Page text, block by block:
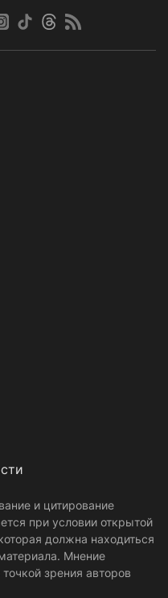
и цитирование
при условии открытой
должна находиться
Мнение
зрения авторов